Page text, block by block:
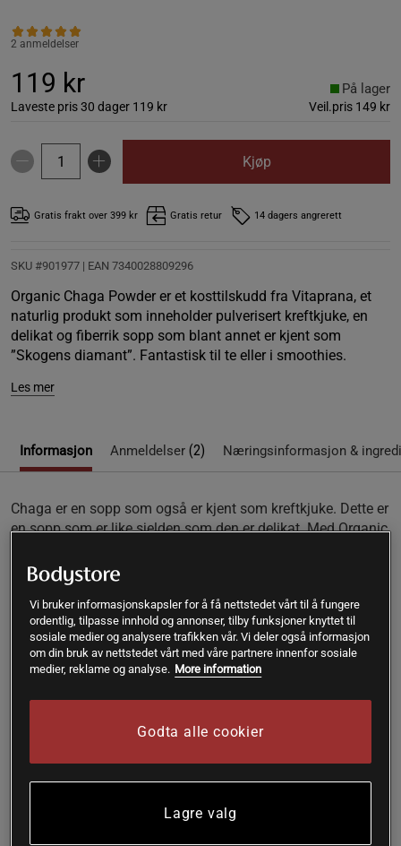
2 anmeldelser
119 kr
Laveste pris 30 dager 119 kr Veil.pris 149 kr
På lager
Kjøp
Gratis frakt over 399 kr Gratis retur 14 dagers angrerett
SKU #901977 | EAN 7340028809296
Organic Chaga Powder er et kosttilskudd fra Vitaprana, et
naturlig produkt som inneholder pulverisert kreftkjuke, en
delikat og fiberrik sopp som blant annet er kjent som
”Skogens diamant”. Fantastisk til te eller i smoothies.
Les mer
Informasjon Anmeldelser (2) Næringsinformasjon &
Chaga er en sopp som også er kjent som kreftkjuke. Dette er
en sopp som er like sjelden som den er delikat. Med Organic
form av pulver som er helt fri for tilsetningsstoffer. Brygg en
kopp med luksuriøst te eller bruk den i smoothies eller
matlaging.
100 % økologisk chaga
Absolutt ingen tilsetningsstoffer
Delikat, mild vaniljesmak
Te, smoothies, matlaging
nordiske og nordamerikanske bjørkestammer. I både vesten
Vi bruker informasjonskapsler for å få nettstedet vårt til å fungere
ordentlig, tilpasse innhold og annonser, tilby funksjoner knyttet til
sosiale medier og analysere trafikken vår. Vi deler også informasjon
om din bruk av nettstedet vårt med våre partnere innenfor sosiale
medier, reklame og analyse. More information
Godta alle cookier
Lagre valg